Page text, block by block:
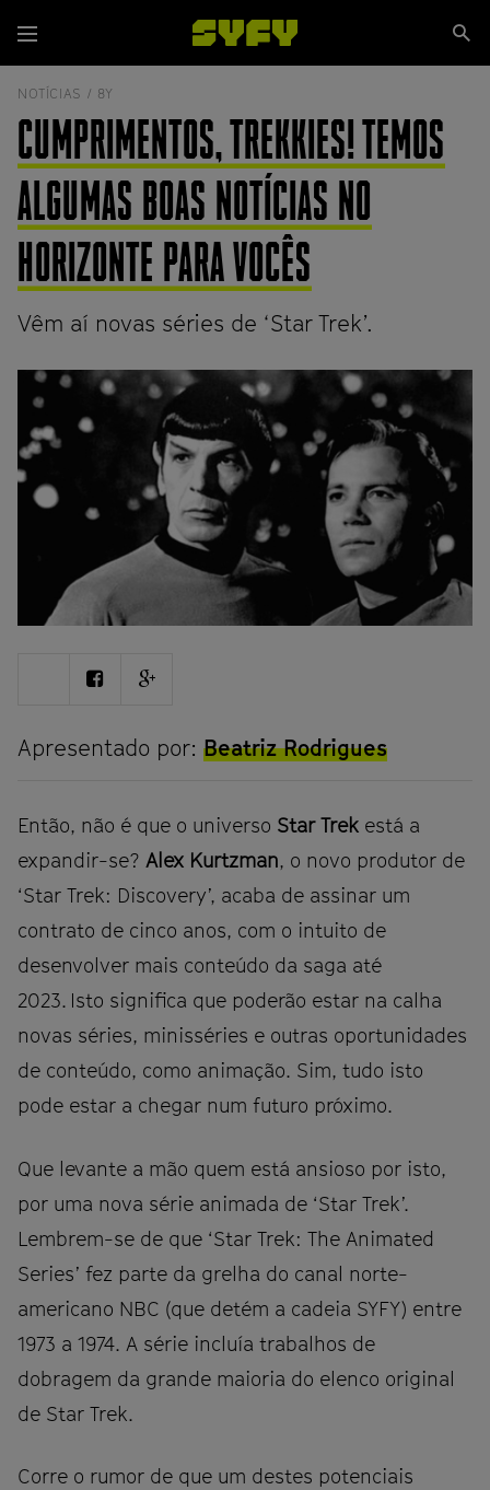
para
o
conteúdo
Menu
NOTÍCIAS / 8Y
CUMPRIMENTOS, TREKKIES! TEMOS
ALGUMAS BOAS NOTÍCIAS NO
HORIZONTE PARA VOCÊS
Vêm aí novas séries de ‘Star Trek’.
ShareShare Share
plus
Apresentado por: Beatriz Rodrigues
Então, não é que o universo Star Trek está a
expandir-se? Alex Kurtzman, o novo produtor de
‘Star Trek: Discovery’, acaba de assinar um
contrato de cinco anos, com o intuito de
desenvolver mais conteúdo da saga até
2023. Isto significa que poderão estar na calha
novas séries, minisséries e outras oportunidades
de conteúdo, como animação. Sim, tudo isto
pode estar a chegar num futuro próximo.
Que levante a mão quem está ansioso por isto,
por uma nova série animada de ‘Star Trek’.
Lembrem-se de que ‘Star Trek: The Animated
Series’ fez parte da grelha do canal norte-
americano NBC (que detém a cadeia SYFY) entre
1973 a 1974. A série incluía trabalhos de
dobragem da grande maioria do elenco original
de Star Trek.
Corre o rumor de que um destes potenciais